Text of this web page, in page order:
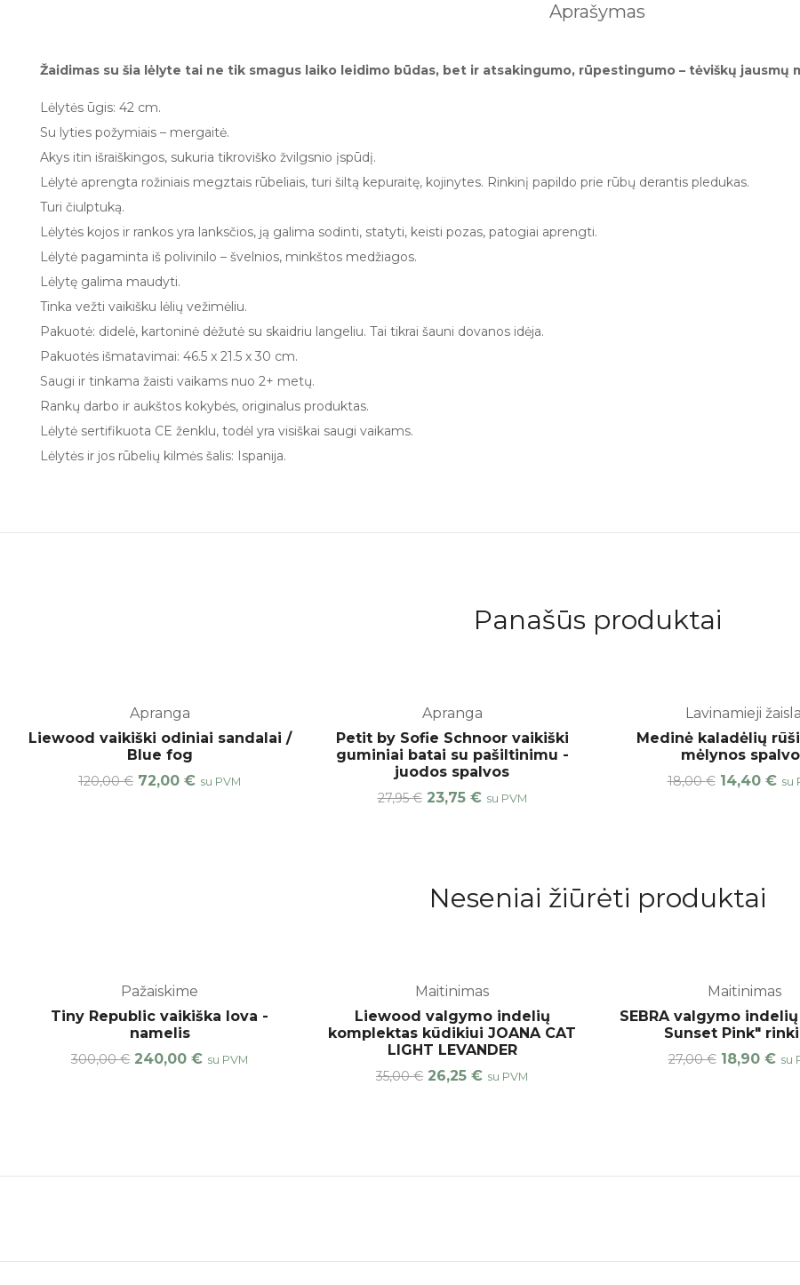
Aprašymas
Žaidimas su šia lėlyte tai ne tik smagus laiko leidimo būdas, bet ir atsakingumo, rūpestingumo – tėviškų jausmų
Lėlytės ūgis: 42 cm.
Su lyties požymiais – mergaitė.
Akys itin išraiškingos, sukuria tikroviško žvilgsnio įspūdį.
Lėlytė aprengta rožiniais megztais rūbeliais, turi šiltą kepuraitę, kojinytes. Rinkinį papildo prie rūbų derantis pledukas.
Turi čiulptuką.
Lėlytės kojos ir rankos yra lanksčios, ją galima sodinti, statyti, keisti pozas, patogiai aprengti.
Lėlytė pagaminta iš polivinilo – švelnios, minkštos medžiagos.
Lėlytę galima maudyti.
Tinka vežti vaikišku lėlių vežimėliu.
Pakuotė: didelė, kartoninė dėžutė su skaidriu langeliu. Tai tikrai šauni dovanos idėja.
Pakuotės išmatavimai: 46.5 x 21.5 x 30 cm.
Saugi ir tinkama žaisti vaikams nuo 2+ metų.
Rankų darbo ir aukštos kokybės, originalus produktas.
Lėlytė sertifikuota CE ženklu, todėl yra visiškai saugi vaikams.
Lėlytės ir jos rūbelių kilmės šalis: Ispanija.
Panašūs produktai
Apranga
Liewood vaikiški odiniai sandalai /
Blue fog
120,00€ 72,00 € su PVM
Apranga
Petit by Sofie Schnoor vaikiški
guminiai batai su pašiltinimu -
juodos spalvos
27,95€ 23,75 € su PVM
Lavinamieji
Medinė kaladėlių
mėlynos
18,00€ 14,40 € su
Neseniai žiūrėti produktai
Pažaiskime
Tiny Republic vaikiška lova -
namelis
300,00€ 240,00 € su PVM
Maitinimas
Liewood valgymo indelių
komplektas kūdikiui JOANA CAT
LIGHT LEVANDER
35,00€ 26,25 € su PVM
Maitinimas
SEBRA valgymo
Sunset Pink"
27,00€ 18,90 € su